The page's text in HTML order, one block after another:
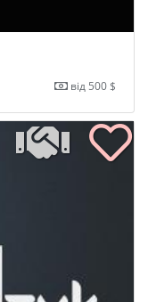
від 500 $